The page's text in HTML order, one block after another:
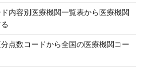
内容別医療機関一覧表から医療機関
点数コードから全国の医療機関コー